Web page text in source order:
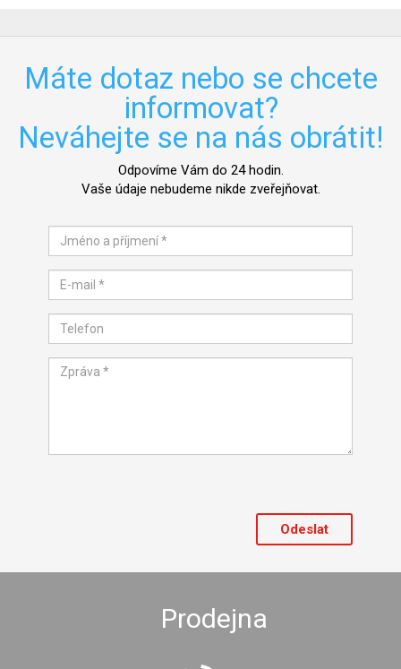
Máte dotaz nebo se chcete
informovat?
Neváhejte se na nás obrátit!
Odpovíme Vám do 24 hodin.
Vaše údaje nebudeme nikde zveřejňovat.
Prodejna